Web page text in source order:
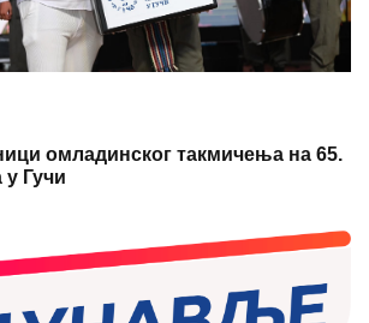
омладинског такмичења на 65.
Гучи